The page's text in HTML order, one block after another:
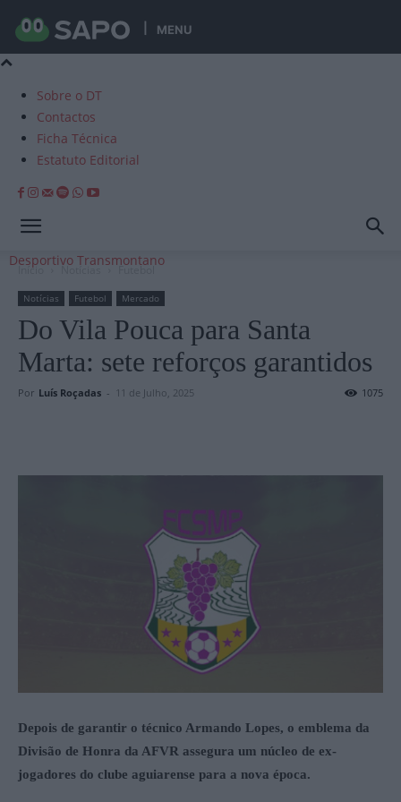
MENU
Sobre o DT
Contactos
Ficha Técnica
Estatuto Editorial
Desportivo Transmontano
Início Notícias Futebol
Notícias Futebol Mercado
Do Vila Pouca para Santa
Marta: sete reforços garantidos
Por Luís Roçadas - 11 de Julho, 2025 1075
Depois de garantir o técnico Armando Lopes, o emblema da
Divisão de Honra da AFVR assegura um núcleo de ex-
jogadores do clube aguiarense para a nova época.